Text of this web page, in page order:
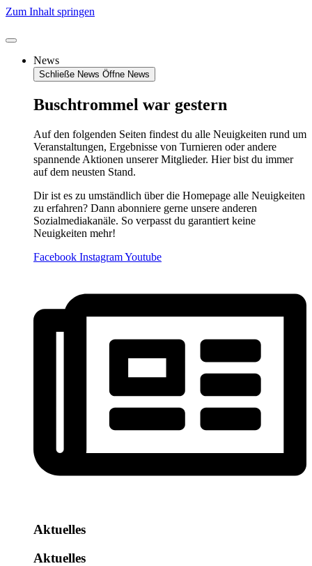
Zum Inhalt springen
News
Schließe News Öffne News
Buschtrommel war gestern
Auf den folgenden Seiten findest du alle Neuigkeiten rund um
Veranstaltungen, Ergebnisse von Turnieren oder andere
spannende Aktionen unserer Mitglieder. Hier bist du immer
auf dem neusten Stand.
Dir ist es zu umständlich über die Homepage alle Neuigkeiten
zu erfahren? Dann abonniere gerne unsere anderen
Sozialmediakanäle. So verpasst du garantiert keine
Neuigkeiten mehr!
Facebook InstagramYoutube
Aktuelles
Aktuelles